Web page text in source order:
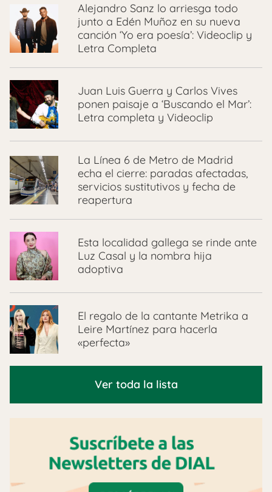
Alejandro Sanz lo arriesga todo
junto a Edén Muñoz en su nueva
canción ‘Yo era poesía’: Videoclip y
Letra Completa
Juan Luis Guerra y Carlos Vives
ponen paisaje a ‘Buscando el Mar’:
Letra completa y Videoclip
La Línea 6 de Metro de Madrid
echa el cierre: paradas afectadas,
servicios sustitutivos y fecha de
reapertura
Esta localidad gallega se rinde ante
Luz Casal y la nombra hija
adoptiva
El regalo de la cantante Metrika a
Leire Martínez para hacerla
«perfecta»
Ver toda la lista